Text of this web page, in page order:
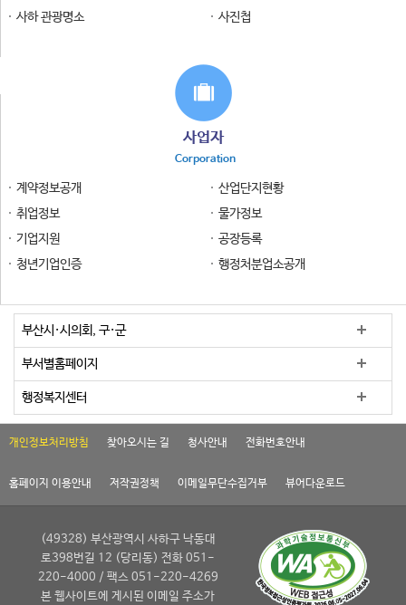
사하 관광명소
사진첩
사업자
Corporation
계약정보공개
산업단지현황
취업정보
물가정보
기업지원
공장등록
청년기업인증
행정처분업소공개
부산시·시의회, 구·군
부서별홈페이지
행정복지센터
개인정보처리방침 찾아오시는 길 청사안내 전화번호안내
홈페이지 이용안내 저작권정책 이메일무단수집거부 뷰어다운로드
(49328) 부산광역시 사하구 낙동대
로398번길 12 (당리동) 전화 051-
220-4000 / 팩스 051-220-4269
본 웹사이트에 게시된 이메일 주소가